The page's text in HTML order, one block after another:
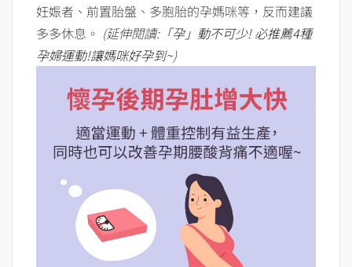
妊娠者、前置胎盤、多胞胎的孕媽咪等，反而建議
多多休息。 (延伸閱讀:「孕」動不可少! 必推薦4種
孕婦運動!讓媽咪好孕到~)